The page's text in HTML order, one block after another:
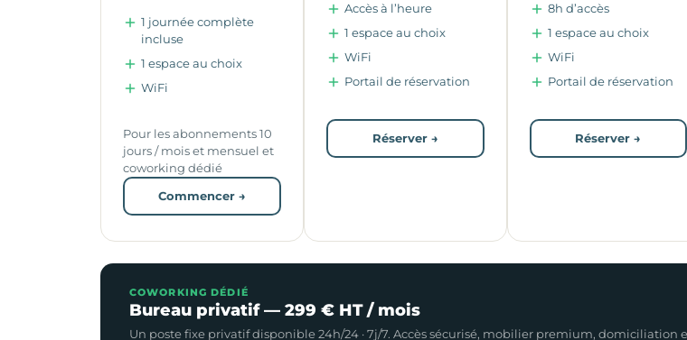
1 journée complète
incluse
1 espace au choix
WiFi
Pour les abonnements 10
jours / mois et mensuel et
coworking dédié
Commencer →
Accès à l’heure
1 espace au choix
WiFi
Portail de réservation
Réserver →
8h d’accès
1 espace au choix
WiFi
Portail de réservation
Réserver →
COWORKING DÉDIÉ
Bureau privatif — 299 € HT / mois
Un poste fixe privatif disponible 24h/24 · 7j/7. Accès sécurisé, mobilier premium, domiciliation